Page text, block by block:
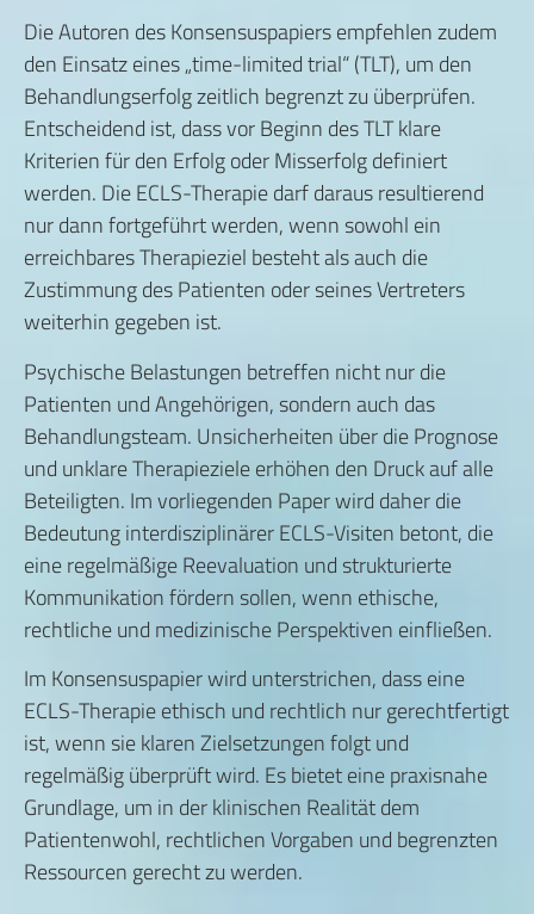
Die Autoren des Konsensuspapiers empfehlen zudem
den Einsatz eines „time-limited trial“ (TLT), um den
Behandlungserfolg zeitlich begrenzt zu überprüfen.
Entscheidend ist, dass vor Beginn des TLT klare
Kriterien für den Erfolg oder Misserfolg definiert
werden. Die ECLS-Therapie darf daraus resultierend
nur dann fortgeführt werden, wenn sowohl ein
erreichbares Therapieziel besteht als auch die
Zustimmung des Patienten oder seines Vertreters
weiterhin gegeben ist.
Psychische Belastungen betreffen nicht nur die
Patienten und Angehörigen, sondern auch das
Behandlungsteam. Unsicherheiten über die Prognose
und unklare Therapieziele erhöhen den Druck auf alle
Beteiligten. Im vorliegenden Paper wird daher die
Bedeutung interdisziplinärer ECLS-Visiten betont, die
eine regelmäßige Reevaluation und strukturierte
Kommunikation fördern sollen, wenn ethische,
rechtliche und medizinische Perspektiven einfließen.
Im Konsensuspapier wird unterstrichen, dass eine
ECLS-Therapie ethisch und rechtlich nur gerechtfertigt
ist, wenn sie klaren Zielsetzungen folgt und
regelmäßig überprüft wird. Es bietet eine praxisnahe
Grundlage, um in der klinischen Realität dem
Patientenwohl, rechtlichen Vorgaben und begrenzten
Ressourcen gerecht zu werden.